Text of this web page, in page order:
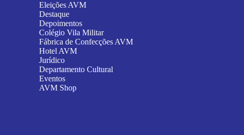
Eleições AVM
Destaque
Depoimentos
Colégio Vila Militar
Fábrica de Confecções AVM
Hotel AVM
Jurídico
Departamento Cultural
Eventos
AVM Shop